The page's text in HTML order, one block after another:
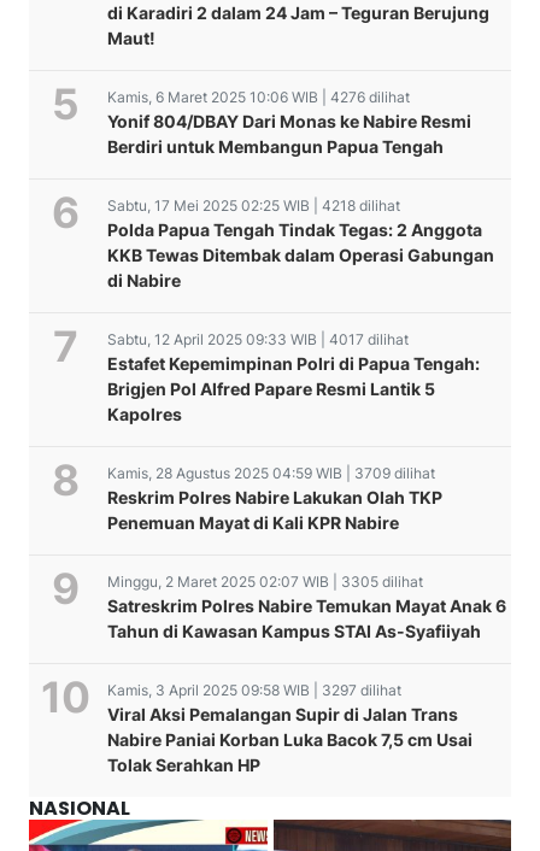
di Karadiri 2 dalam 24 Jam – Teguran Berujung
Maut!
Kamis, 6 Maret 2025 10:06 WIB | 4276 dilihat
Yonif 804/DBAY Dari Monas ke Nabire Resmi
Berdiri untuk Membangun Papua Tengah
Sabtu, 17 Mei 2025 02:25 WIB | 4218 dilihat
Polda Papua Tengah Tindak Tegas: 2 Anggota
KKB Tewas Ditembak dalam Operasi Gabungan
di Nabire
Sabtu, 12 April 2025 09:33 WIB | 4017 dilihat
Estafet Kepemimpinan Polri di Papua Tengah:
Brigjen Pol Alfred Papare Resmi Lantik 5
Kapolres
Kamis, 28 Agustus 2025 04:59 WIB | 3709 dilihat
Reskrim Polres Nabire Lakukan Olah TKP
Penemuan Mayat di Kali KPR Nabire
Minggu, 2 Maret 2025 02:07 WIB | 3305 dilihat
Satreskrim Polres Nabire Temukan Mayat Anak 6
Tahun di Kawasan Kampus STAI As-Syafiiyah
Kamis, 3 April 2025 09:58 WIB | 3297 dilihat
Viral Aksi Pemalangan Supir di Jalan Trans
Nabire Paniai Korban Luka Bacok 7,5 cm Usai
Tolak Serahkan HP
NASIONAL